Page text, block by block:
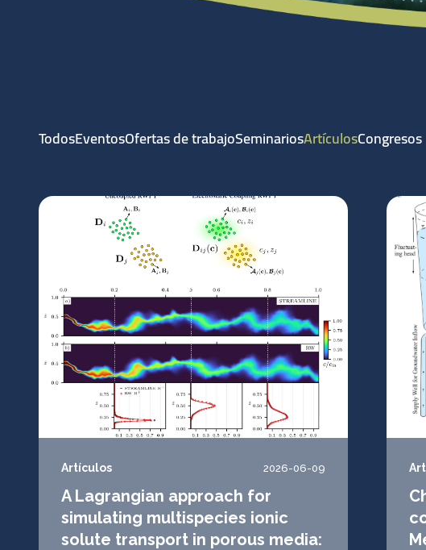
TodosEventosOfertas de trabajoSeminariosArtículosCongresos
Artículos 2026-06-09
A Lagrangian approach for
simulating multispecies ionic
solute transport in porous media: